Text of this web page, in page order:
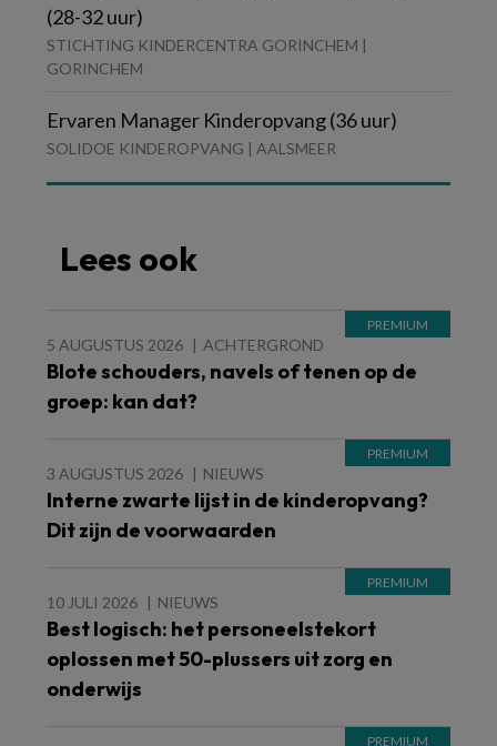
(28-32 uur)
STICHTING KINDERCENTRA GORINCHEM |
GORINCHEM
Ervaren Manager Kinderopvang (36 uur)
SOLIDOE KINDEROPVANG | AALSMEER
Lees ook
5 AUGUSTUS 2026 ACHTERGROND
Blote schouders, navels of tenen op de
groep: kan dat?
3 AUGUSTUS 2026 NIEUWS
Interne zwarte lijst in de kinderopvang?
Dit zijn de voorwaarden
10 JULI 2026 NIEUWS
Best logisch: het personeelstekort
oplossen met 50-plussers uit zorg en
onderwijs